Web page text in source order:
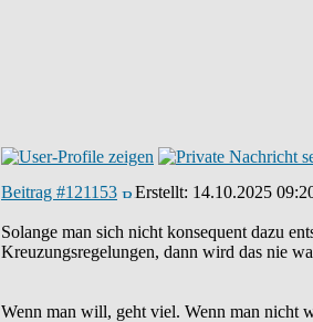
Beitrag #121153 Erstellt: 14.10.2025
Solange man sich nicht konsequent dazu
Kreuzungsregelungen, dann wird das nie
Wenn man will, geht viel. Wenn man nicht